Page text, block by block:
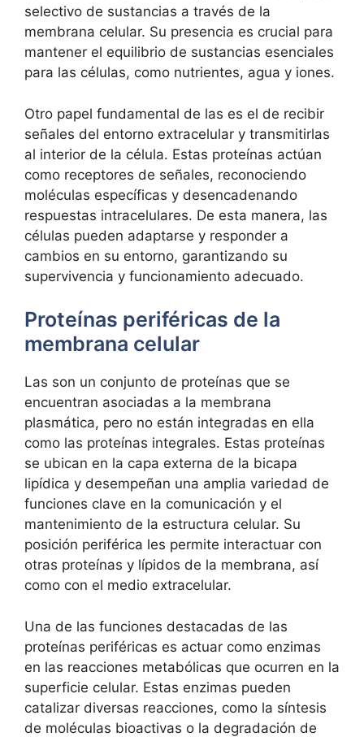
selectivo de sustancias a través de la‌
membrana celular.⁣ Su presencia es crucial para⁢
mantener el ⁤equilibrio de ⁢sustancias ​esenciales
para​ las células, como nutrientes, agua y iones.
Otro⁢ papel fundamental⁢ de ‍las es el de recibir
señales del entorno extracelular‍ y ⁣transmitirlas
al interior⁣ de la célula. Estas proteínas actúan
como receptores ⁤de señales,⁣ reconociendo
moléculas específicas y desencadenando
‍respuestas⁣ intracelulares. ​De esta manera, las
células pueden adaptarse y responder a
‍cambios ⁣en ⁤su entorno, garantizando su‌
supervivencia y funcionamiento adecuado.
Proteínas ⁢periféricas de ⁢la
membrana ⁢celular
Las son ⁤un conjunto de proteínas que se
encuentran asociadas a la membrana
plasmática, ⁤pero no están integradas en ella
como las⁢ proteínas integrales. Estas proteínas
se ubican ​en la capa externa de la‍ bicapa
lipídica y desempeñan una amplia variedad ⁣de
funciones clave en la ‍comunicación y el
mantenimiento de ⁤la estructura celular. Su
posición periférica les ‌permite interactuar‌ con
otras⁢ proteínas y lípidos de⁢ la membrana, así
como con ⁤el medio extracelular.
Una‍ de las funciones destacadas de ​las
proteínas⁤ periféricas ⁢es actuar ‍como ‍enzimas⁢
en las reacciones⁤ metabólicas que ocurren⁣ en la
⁢superficie celular. Estas enzimas pueden
catalizar diversas reacciones, como la síntesis
de moléculas ‍bioactivas o la⁢ degradación de